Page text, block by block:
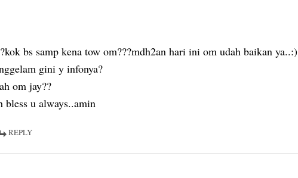
bs samp kena tow om???mdh2an hari ini om udah baikan ya..:)
gini y infonya?
om jay??
bless u always..amin
REPLY